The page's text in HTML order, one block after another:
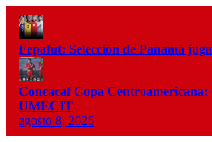
Fepafut: Selección de Panamá
Concacaf Copa
UMECIT
agosto 8, 2026